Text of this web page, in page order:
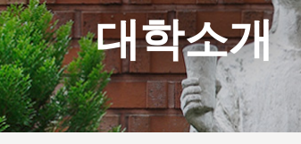
대학소개